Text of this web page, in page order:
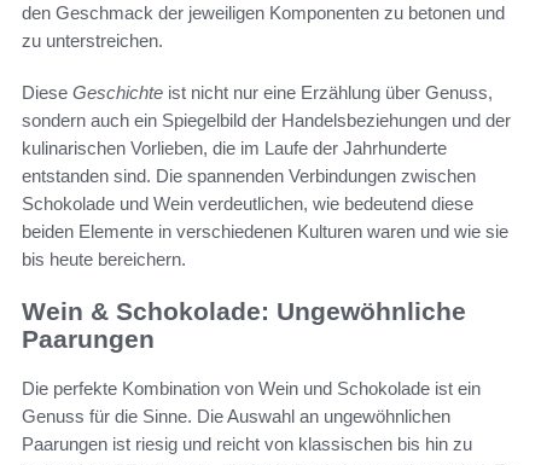
den Geschmack der jeweiligen Komponenten zu betonen und
zu unterstreichen.
Diese Geschichte ist nicht nur eine Erzählung über Genuss,
sondern auch ein Spiegelbild der Handelsbeziehungen und der
kulinarischen Vorlieben, die im Laufe der Jahrhunderte
entstanden sind. Die spannenden Verbindungen zwischen
Schokolade und Wein verdeutlichen, wie bedeutend diese
beiden Elemente in verschiedenen Kulturen waren und wie sie
bis heute bereichern.
Wein & Schokolade: Ungewöhnliche
Paarungen
Die perfekte Kombination von Wein und Schokolade ist ein
Genuss für die Sinne. Die Auswahl an ungewöhnlichen
Paarungen ist riesig und reicht von klassischen bis hin zu